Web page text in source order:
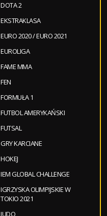
DOTA 2
EKSTRAKLASA
EURO 2020 / EURO 2021
EUROLIGA
FAME MMA
FEN
FORMUŁA 1
FUTBOL AMERYKAŃSKI
FUTSAL
GRY KARCIANE
HOKEJ
IEM GLOBAL CHALLENGE
IGRZYSKA OLIMPIJSKIE W
TOKIO 2021
JUDO